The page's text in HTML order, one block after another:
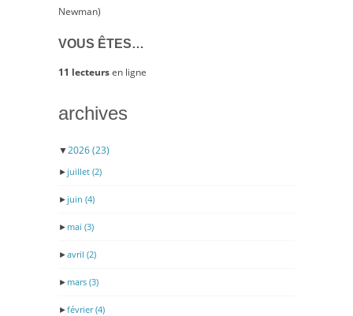
Newman)
VOUS ÊTES…
11 lecteursen ligne
archives
▼2026(23)
► juillet (2)
► juin (4)
► mai (3)
►avril (2)
► mars (3)
►février(4)